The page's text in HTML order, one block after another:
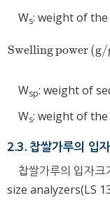
Ws: weight of the
Swellingpower
Swellingpower
Wsp: weight of
Ws: weight of the
2.3. 찹쌀가루의 입
찹쌀가루의 입자
size analyzers(LS